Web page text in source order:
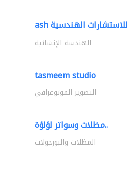
ash للاستشارات الهندسية
الهندسة الإنشائية
tasmeem studio
التصوير الفوتوغرافي
مظلات وسواتر لؤلؤة..
المظلات والبورجولات